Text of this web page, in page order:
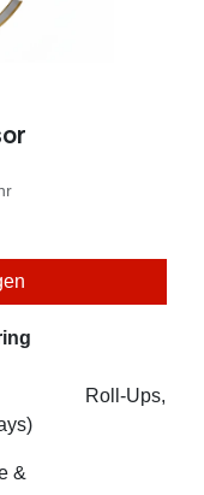
Roll-Ups,
&